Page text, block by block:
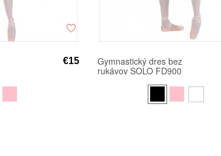
€15
Gymnastický dres bez
rukávov SOLO FD900